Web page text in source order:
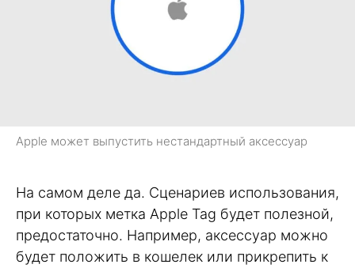
Apple может выпустить нестандартный аксессуар
На самом деле да. Сценариев использования,
при которых метка Apple Tag будет полезной,
предостаточно. Например, аксессуар можно
будет положить в кошелек или прикрепить к